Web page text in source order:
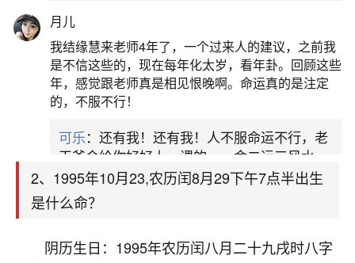
者，按传统称骨算命法，八字为乙亥年、丙戌月、
壬辰日、戊申时，对应骨重为四两二钱。此命推断
依据出自民间流传的《袁天罡称骨歌》。1995年为
乙亥年，闰八月仍属丙戌月（因节气划分，白露后
至立冬前为戌月），八月十二日干支为壬辰，申时
为戊申。查称骨表：年柱乙亥三两，月柱丙戌六
2、1995年10月23,农历闰8月29下午7点半出生
是什么命？
阴历生日：1995年农历闰八月二十九戌时八字
月儿
我结缘慧来老师4年了，一个过来人的建议，之前我
是不信这些的，现在每年化太岁，看年卦。回顾这些
年，感觉跟老师真是相见恨晚啊。命运真的是注定
的，不服不行！
可乐：还有我！还有我！人不服命运不行，老
天爷会给你好好上一课的。一命二运三风水，
哪样不服都不行！
平安是福
卦，认识老师3年了，都是缘分啊！
17分钟前 来自湖北 19